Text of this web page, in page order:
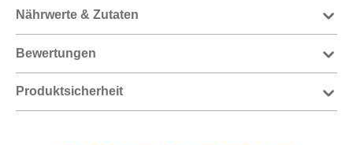
Nährwerte & Zutaten
Bewertungen
Produktsicherheit